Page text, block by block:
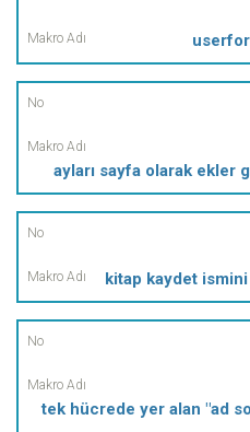
ayları sayfa olarak ekler
kitap kaydet
tek hücrede yer alan "ad